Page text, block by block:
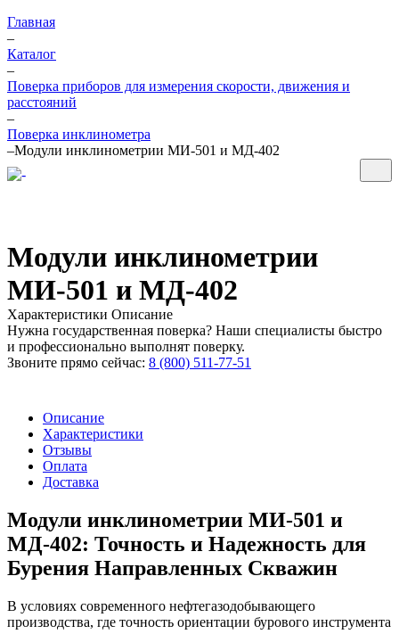
Главная
–
Каталог
–
Поверка приборов для измерения скорости, движения и
расстояний
–
Поверка инклинометра
–Модули инклинометрии МИ-501 и МД-402
Модули инклинометрии
МИ-501 и МД-402
Характеристики Описание
Нужна государственная поверка? Наши специалисты быстро
и профессионально выполнят поверку.
Звоните прямо сейчас: 8 (800) 511-77-51
Описание
Характеристики
Отзывы
Оплата
Доставка
Модули инклинометрии МИ-501 и
МД-402: Точность и Надежность для
Бурения Направленных Скважин
В условиях современного нефтегазодобывающего
производства, где точность ориентации бурового инструмента